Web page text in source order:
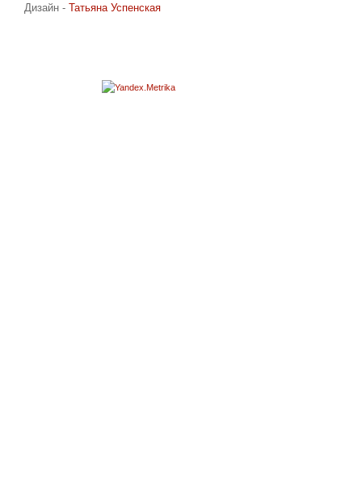
Дизайн - Татьяна Успенская